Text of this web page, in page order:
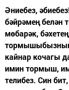
Әниебез,
бәйрәмең белән
мөбарәк,
кайнар кочагы
имин тормыш,
телибез. Син